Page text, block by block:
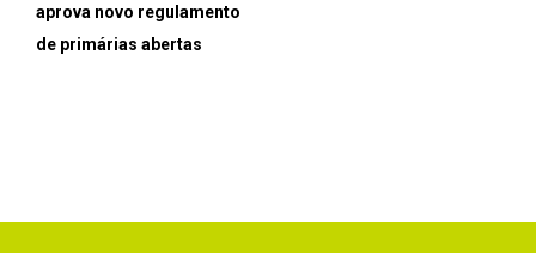
aprova novo regulamento
de primárias abertas